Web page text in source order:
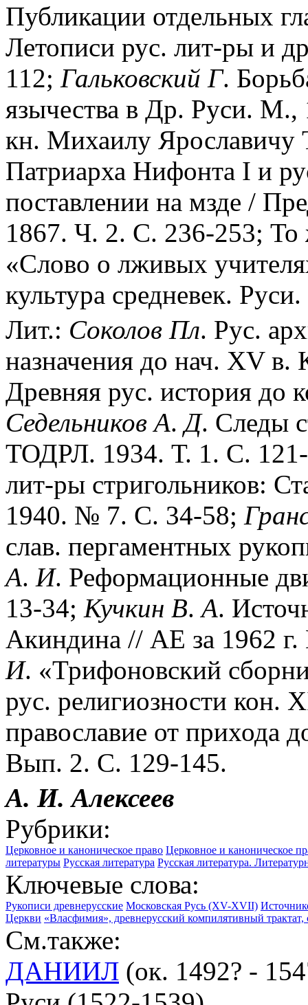
Публикации отдельных
Летописи рус. лит-ры и
112; Гальковский Г.
язычества в Др. Руси. М.,
кн. Михаилу Ярославичу
Патриарха Нифонта I и
поставлении на мзде /
1867. Ч. 2. С. 236-253;
«Слово о лживых
культура средневек.
Лит.: Соколов Пл. Рус.
назначения до нач. XV
Древняя рус. история
Седельников А.Д. Следы
ТОДРЛ. 1934. Т. 1. С.
лит-ры стригольников:
1940. № 7. С. 34-58;
слав. пергаментных
А. И. Реформационные
13-34; Кучкин В.А.
Акиндина // АЕ за 1962
И. «Трифоновский
рус. религиозности кон.
православие от прихода
Вып. 2. С. 129-145.
А. И.Алексеев
Рубрики:
Церковное и каноническое право Церковное и каноническое
литературы Русская литература Русская литература.
Ключевые слова:
Рукописи древнерусские Московская Русь (XV-XVII)
Церкви «Власфимия», древнерусский компилятивный
См.также:
ДАНИИЛ (ок. 1492? -